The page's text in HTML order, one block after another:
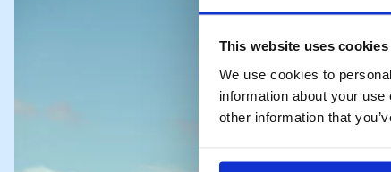
This website uses cookies
We use cookies to
information about your
other information that